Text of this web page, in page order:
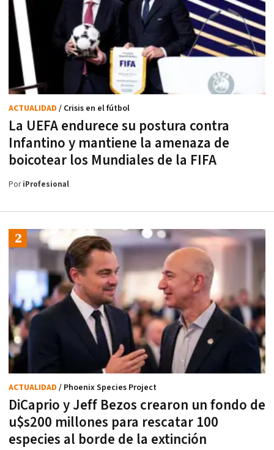
La UEFA endurece su postura contra
Infantino y mantiene la amenaza de
boicotear los Mundiales de la FIFA
ACTUALIDAD / Crisis en el fútbol
PoriProfesional
DiCaprio y Jeff Bezos crearon un fondo de
u$s200 millones para rescatar 100
especies al borde de la extinción
ACTUALIDAD / Phoenix Species Project